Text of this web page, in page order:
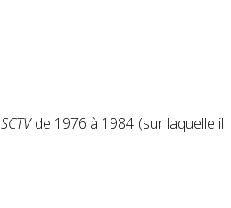
SCTVde 1976 à 1984 (sur laquelle il